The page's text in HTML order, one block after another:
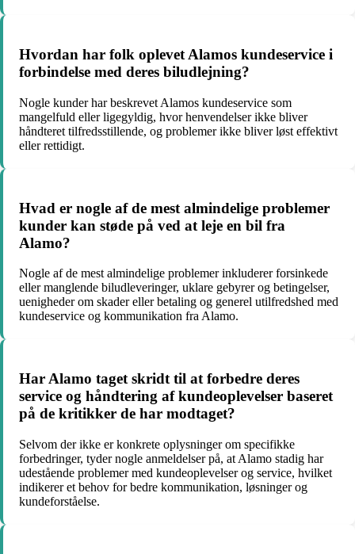
Hvordan har folk oplevet Alamos kundeservice i
forbindelse med deres biludlejning?
Nogle kunder har beskrevet Alamos kundeservice som
mangelfuld eller ligegyldig, hvor henvendelser ikke bliver
håndteret tilfredsstillende, og problemer ikke bliver løst effektivt
eller rettidigt.
Hvad er nogle af de mest almindelige problemer
kunder kan støde på ved at leje en bil fra
Alamo?
Nogle af de mest almindelige problemer inkluderer forsinkede
eller manglende biludleveringer, uklare gebyrer og betingelser,
uenigheder om skader eller betaling og generel utilfredshed med
kundeservice og kommunikation fra Alamo.
Har Alamo taget skridt til at forbedre deres
service og håndtering af kundeoplevelser baseret
på de kritikker de har modtaget?
Selvom der ikke er konkrete oplysninger om specifikke
forbedringer, tyder nogle anmeldelser på, at Alamo stadig har
udestående problemer med kundeoplevelser og service, hvilket
indikerer et behov for bedre kommunikation, løsninger og
kundeforståelse.